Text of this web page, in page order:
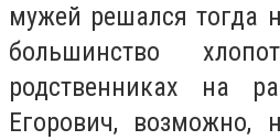
мужей решался тогда
большинство
родственниках на
Егорович, возможно,